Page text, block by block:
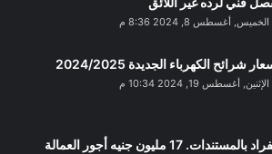
الخميس, أغسطس 8, 2024 8:36 م
شرائح الكهرباء الجديدة 2024/2025
الإثنين, أغسطس 19, 2024 10:34 م
انفراد بالمستندات. 17 مليون جنيه أجور العمالة